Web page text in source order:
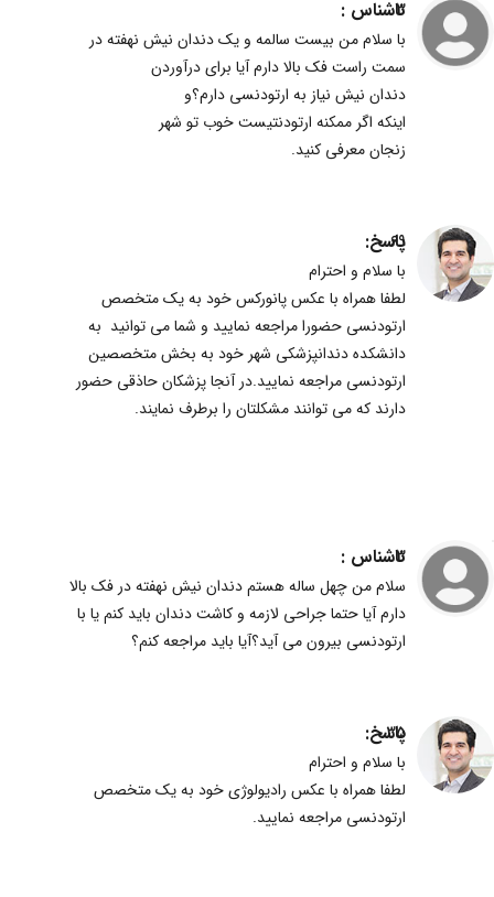
ناشناس :
با سلام من بیست سالمه و یک دندان نیش نهفته در
سمت راست فک بالا دارم آیا برای درآوردن
دندان نیش نیاز به ارتودنسی دارم؟و
اینکه اگر ممکنه ارتودنتیست خوب تو شهر
زنجان معرفی کنید.
3
پاسخ:
با سلام و احترام
لطفا همراه با عکس پانورکس خود به یک متخصص
ارتودنسی حضورا مراجعه نمایید و شما می توانید به
دانشکده دندانپزشکی شهر خود به بخش متخصصین
ارتودنسی مراجعه نمایید.در آنجا پزشکان حاذقی حضور
دارند که می توانند مشکلتان را برطرف نمایند.
69
ناشناس :
سلام من چهل ساله هستم دندان نیش نهفته در فک بالا
دارم آیا حتما جراحی لازمه و کاشت دندان باید کنم یا با
ارتودنسی بیرون می آید؟آیا باید مراجعه کنم؟
3
پاسخ:
با سلام و احترام
لطفا همراه با عکس رادیولوژی خود به یک متخصص
ارتودنسی مراجعه نمایید.
35